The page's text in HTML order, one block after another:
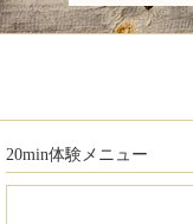
20min体験メニュー